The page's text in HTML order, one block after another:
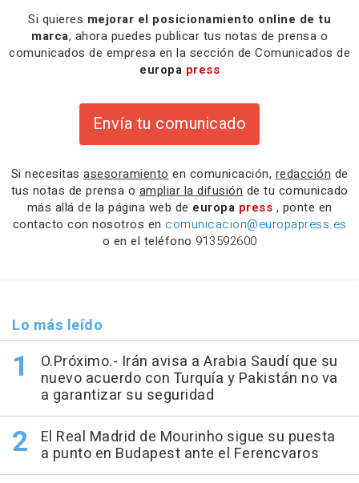
Si quieres mejorar el posicionamiento online de tu
marca, ahora puedes publicar tus notas de prensa o
comunicados de empresa en la sección de Comunicados de
europa press
Envía tu comunicado
Si necesitas asesoramiento en comunicación, redacción de
tus notas de prensa o ampliar la difusión de tu comunicado
más allá de la página web de europa press , ponte en
contacto con nosotros en comunicacion@europapress.es
o en el teléfono 913592600
Lo más leído
O.Próximo.- Irán avisa a Arabia Saudí que su
nuevo acuerdo con Turquía y Pakistán no va
a garantizar su seguridad
El Real Madrid de Mourinho sigue su puesta
a punto en Budapest ante el Ferencvaros